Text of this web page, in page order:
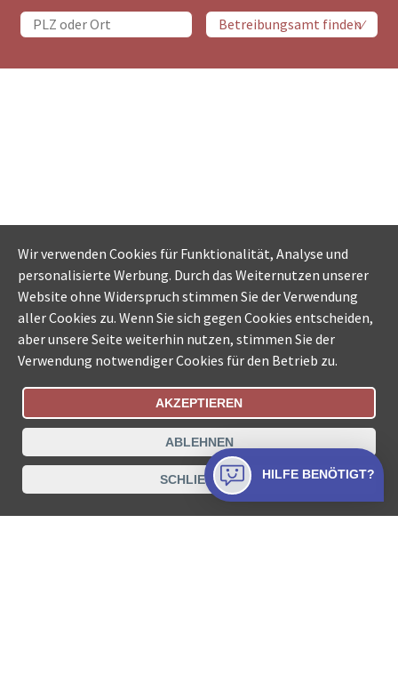
Bestellungsstatus Ämtersuche der Schweiz
Datenschutz Impressum Nutzungsbestimmungen
Kontakt
Wir verwenden Cookies für Funktionalität, Analyse und
personalisierte Werbung. Durch das Weiternutzen unserer
Website ohne Widerspruch stimmen Sie der Verwendung
aller Cookies zu. Wenn Sie sich gegen Cookies entscheiden,
aber unsere Seite weiterhin nutzen, stimmen Sie der
Verwendung notwendiger Cookies für den Betrieb zu.
AKZEPTIEREN
ABLEHNEN
SCHLIESSEN HILFE BENÖTIGT?